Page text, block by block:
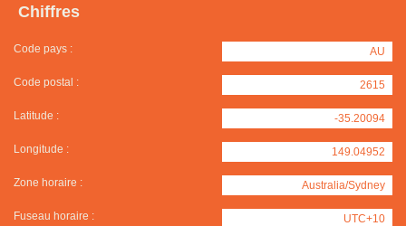
Chiffres
Code pays : AU
Code postal : 2615
Latitude : -35.20094
Longitude : 149.04952
Zone horaire : Australia/Sydney
Fuseau horaire : UTC+10